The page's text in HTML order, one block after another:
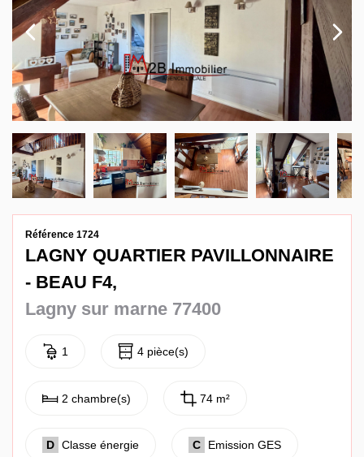
Biens vendus
L'agence
Contact
Référence 1724
LAGNY QUARTIER PAVILLONNAIRE
- BEAU F4,
Lagny sur marne 77400
1 4 pièce(s)
2 chambre(s) 74 m²
D Classe énergie C Emission GES